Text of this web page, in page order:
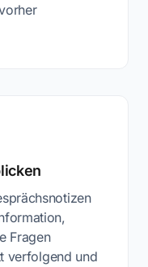
Fragen
verfolgend und